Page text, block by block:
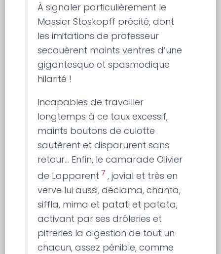
À signaler particulièrement le
Massier Stoskopff précité, dont
les imitations de professeur
secouèrent maints ventres d’une
gigantesque et spasmodique
hilarité !
Incapables de travailler
longtemps à ce taux excessif,
maints boutons de culotte
sautèrent et disparurent sans
retour… Enfin, le camarade Olivier
de Lapparent 7 , jovial et très en
verve lui aussi, déclama, chanta,
siffla, mima et patati et patata,
activant par ses drôleries et
pitreries la digestion de tout un
chacun, assez pénible, comme